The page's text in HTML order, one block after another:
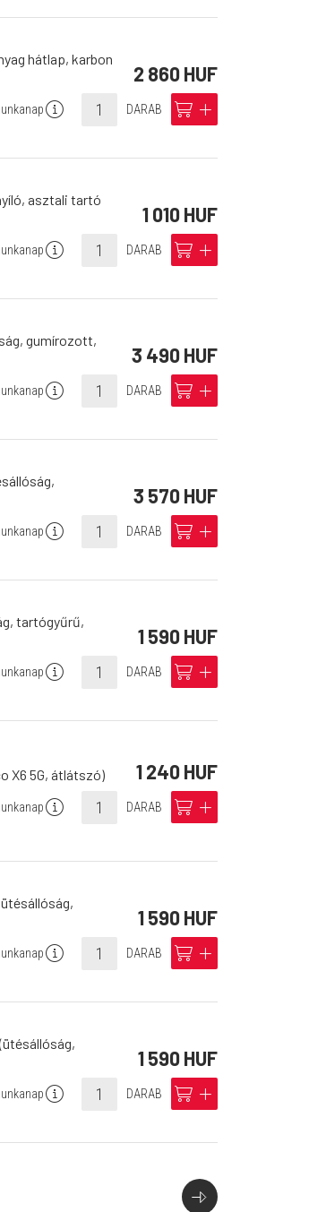
hátlap, karbon
2 860 HUF
info DARAB cart add
asztali tartó
1 010 HUF
info DARAB cart add
gumírozott,
3 490 HUF
info DARAB cart add
3 570 HUF
info DARAB cart add
tartógyűrű,
1 590 HUF
info DARAB cart add
X6 5G, átlátszó) 1 240 HUF
info DARAB cart add
1 590 HUF
info DARAB cart add
1 590 HUF
info DARAB cart add